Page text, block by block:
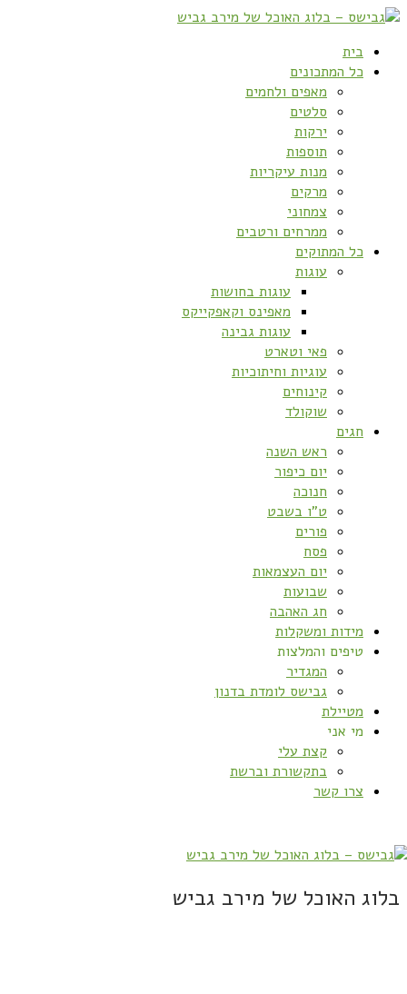
בית
כל המתכונים
מאפים ולחמים
סלטים
ירקות
תוספות
מנות עיקריות
מרקים
צמחוני
ממרחים ורטבים
כל המתוקים
עוגות
עוגות בחושות
מאפינס וקאפקייקס
עוגות גבינה
פאי וטארט
עוגיות וחיתוכיות
קינוחים
שוקולד
חגים
ראש השנה
יום כיפור
חנוכה
ט”ו בשבט
פורים
פסח
יום העצמאות
שבועות
חג האהבה
מידות ומשקלות
טיפים והמלצות
המגדיר
גבישס לומדת בדנון
מטיילת
מי אני
קצת עלי
בתקשורת וברשת
צרו קשר
בלוג האוכל של מירב גביש